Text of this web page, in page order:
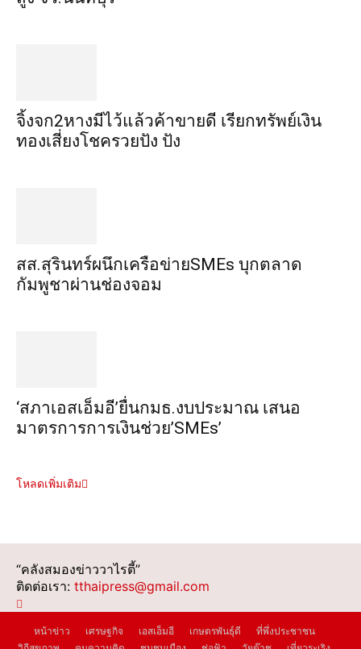
จิ้งจก​2​หาง​มีไว้แล้ว​ค้าขาย​ดี​ เรียก​ทรัพย์เงิน
ทอง​เสี่ยงโชค​รวยปัง​ ปัง​
สส.สุรินทร์ผนึกเครือข่ายSMEs บุกตลาด
กัมพูชาผ่านช่องจอม
‘สภาเอสเอ็มอี’ยื่นกมธ.งบประมาณ เสนอ
มาตรการการเงินช่วย’SMEs’
โหลดเพิ่มเติม
“คลังสมองข่าววาไรตี้”
ติดต่อเรา: tthaipress@gmail.com
หน้าข่าว เศรษฐกิจ เอสเอ็มอี เกษตรพันธุ์ดี
ที่พึ่งประชาชน